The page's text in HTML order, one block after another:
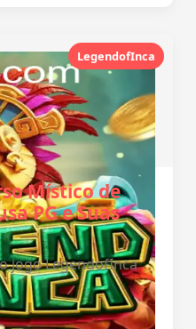
LegendofInca
Místico de
PG e Suas
jogo LegendofInca